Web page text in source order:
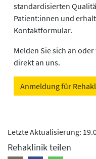
standardisierten
Patient:innen und
Kontaktformular.
Melden Sie sich an
direkt an uns.
Anmeldung für
Letzte Aktualisierung:
Rehaklinik teilen